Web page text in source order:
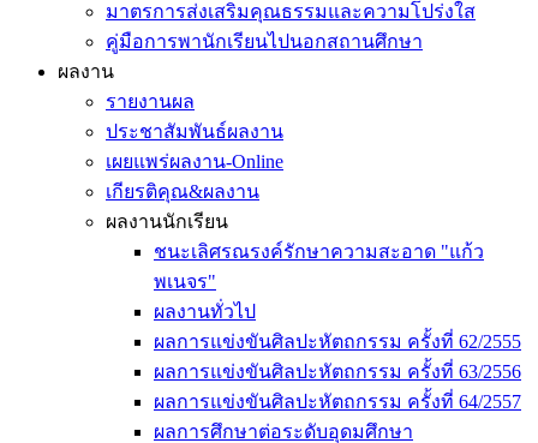
มาตรการส่งเสริมคุณธรรมและความโปร่งใส
คู่มือการพานักเรียนไปนอกสถานศึกษา
ผลงาน
รายงานผล
ประชาสัมพันธ์ผลงาน
เผยแพร่ผลงาน-Online
เกียรติคุณ&ผลงาน
ผลงานนักเรียน
ชนะเลิศรณรงค์รักษาความสะอาด "แก้ว
พเนจร"
ผลงานทั่วไป
ผลการแข่งขันศิลปะหัตถกรรม ครั้งที่ 62/2555
ผลการแข่งขันศิลปะหัตถกรรม ครั้งที่ 63/2556
ผลการแข่งขันศิลปะหัตถกรรม ครั้งที่ 64/2557
ผลการศึกษาต่อระดับอุดมศึกษา